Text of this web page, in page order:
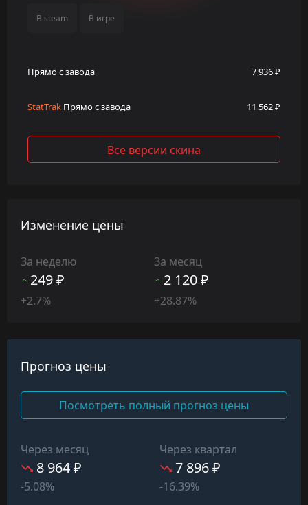
В steam В игре
Прямо с завода 7 936 ₽
StatTrak Прямо с завода 11 562 ₽
Все версии скина
Изменение цены
За неделю
249 ₽
+2.7%
За месяц
2 120 ₽
+28.87%
Прогноз цены
Посмотреть полный прогноз цены
Через месяц
8 964 ₽
-5.08%
Через квартал
7 896 ₽
-16.39%